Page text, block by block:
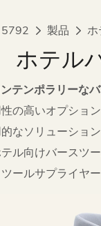
5792 製品 ホ
ホテル
テンポラリーな
の高いオプショ
なソリューショ
ル向けバースツ
ツールサプライヤ